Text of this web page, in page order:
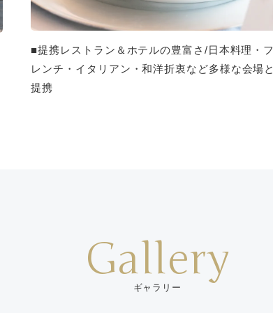
■提携レストラン＆ホテルの豊富さ/日本料理・フ
レンチ・イタリアン・和洋折衷など多様な会場と
提携
Gallery
ギャラリー